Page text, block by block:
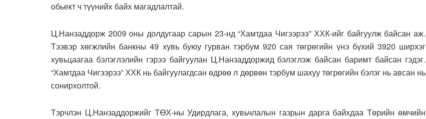
обьект ч түүнийх байх магадлалтай.
Ц.Нанзаддорж 2009 оны долдугаар сарын 23-нд “Хамтдаа Чигээрээ” ХХК-ийг байгуулж байсан аж.
Тээвэр хөгжлийн банкны 49 хувь буюу гурван тэрбум 920 сая төгрөгийн үнэ бүхий 3920 ширхэг
хувьцаагаа бэлэглэлийн гэрээ байгуулан Ц.Нанзаддоржид бэлэглэж байсан баримт байсан гэдэг.
“Хамтдаа Чигээрээ” ХХК нь байгуулагдсан өдрөө л дөрвөн тэрбум шахуу төгрөгийн бэлэг нь авсан нь
сонирхолтой.
Тэрчлэн Ц.Нанзаддоржийг ТӨХ-ны Удирдлага, хувьчлалын газрын дарга байхдаа Төрийн өмчийн